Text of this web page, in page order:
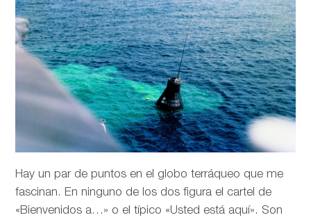
Hay un par de puntos en el globo terráqueo que me
fascinan. En ninguno de los dos figura el cartel de
«Bienvenidos a…» o el típico «Usted está aquí». Son